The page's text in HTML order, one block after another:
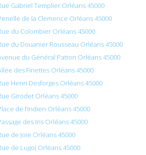
Gabriel Templier Orléans 45000
de la Clemence Orléans 45000
du Colombier Orléans 45000
du Douanier Rousseau Orléans 45000
du Général Patton Orléans 45000
des Finettes Orléans 45000
Henri Desforges Orléans 45000
Girodet Orléans 45000
de l’Indien Orléans 45000
des Iris Orléans 45000
de Joie Orléans 45000
de Lugoj Orléans 45000